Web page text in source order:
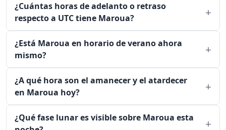
¿Cuántas horas de adelanto o retraso
respecto a UTC tiene Maroua?
¿Está Maroua en horario de verano ahora
mismo?
¿A qué hora son el amanecer y el atardecer
en Maroua hoy?
¿Qué fase lunar es visible sobre Maroua esta